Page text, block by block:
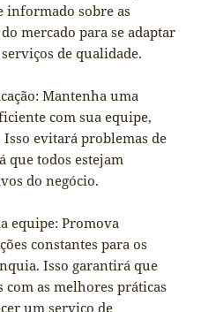
informado sobre as
mercado para se adaptar
de qualidade.
Mantenha uma
com sua equipe,
evitará problemas de
que todos estejam
do negócio.
equipe: Promova
constantes para os
Isso garantirá que
com as melhores práticas
um serviço de